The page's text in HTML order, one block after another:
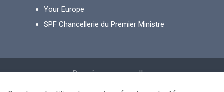
Your Europe
SPF Chancellerie du Premier Ministre
Données personnelles